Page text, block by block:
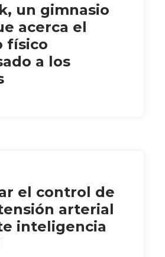
un gimnasio
acerca el
físico
a los
el control de
arterial
inteligencia